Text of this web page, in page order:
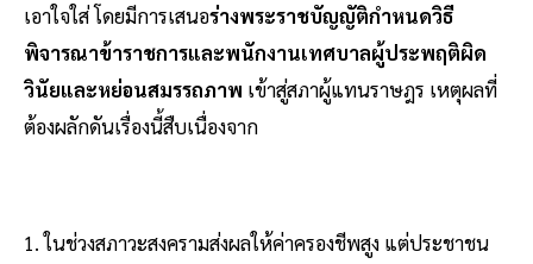
เอาใจใส่ โดยมีการเสนอร่างพระราชบัญญัติกำหนดวิธี
พิจารณาข้าราชการและพนักงานเทศบาลผู้ประพฤติผิด
วินัยและหย่อนสมรรถภาพ เข้าสู่สภาผู้แทนราษฎร เหตุผลที่
ต้องผลักดันเรื่องนี้สืบเนื่องจาก
ในช่วงสภาวะสงครามส่งผลให้ค่าครองชีพสูง แต่ประชาชน